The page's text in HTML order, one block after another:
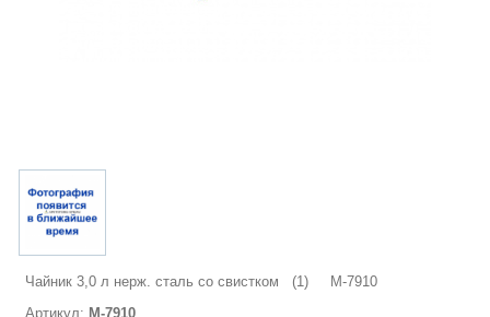
Чайник 3,0 л нерж. сталь со свистком (1) М-7910
Артикул: М-7910